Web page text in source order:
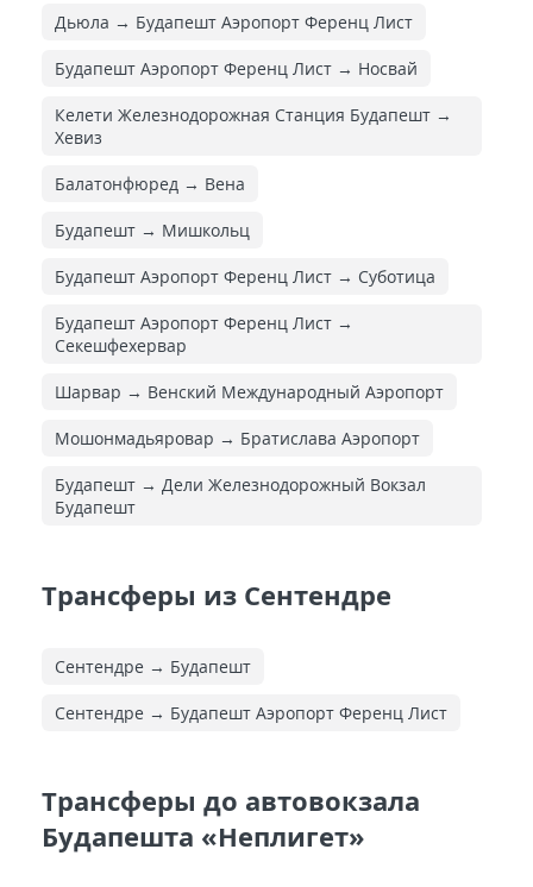
Дьюла → Будапешт Аэропорт Ференц Лист
Будапешт Аэропорт Ференц Лист → Носвай
Келети Железнодорожная Cтанция Будапешт →
Хевиз
Балатонфюред → Вена
Будапешт → Мишкольц
Будапешт Аэропорт Ференц Лист → Суботица
Будапешт Аэропорт Ференц Лист →
Секешфехервар
Шарвар → Венский Международный Аэропорт
Мошонмадьяровар → Братислава Аэропорт
Будапешт → Дели Железнодорожный Вокзал
Будапешт
Трансферы из Сентендре
Сентендре → Будапешт
Сентендре → Будапешт Аэропорт Ференц Лист
Трансферы до автовокзала
Будапешта «Неплигет»